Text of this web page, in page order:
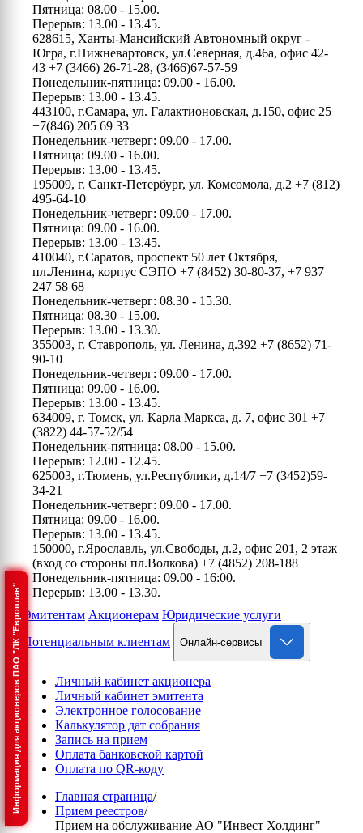
Информация для акционеров ПАО "ЛК "Европлан"
Пятница: 08.00 - 15.00.
Перерыв: 13.00 - 13.45.
628615, Ханты-Мансийский Автономный округ -
Югра, г.Нижневартовск, ул.Северная, д.46а, офис 42-
43 +7 (3466) 26-71-28, (3466)67-57-59
Понедельник-пятница: 09.00 - 16.00.
Перерыв: 13.00 - 13.45.
443100, г.Самара, ул. Галактионовская, д.150, офис 25
+7(846) 205 69 33
Понедельник-четверг: 09.00 - 17.00.
Пятница: 09.00 - 16.00.
Перерыв: 13.00 - 13.45.
195009, г. Санкт-Петербург, ул. Комсомола, д.2 +7 (812)
495-64-10
Понедельник-четверг: 09.00 - 17.00.
Пятница: 09.00 - 16.00.
Перерыв: 13.00 - 13.45.
410040, г.Саратов, проспект 50 лет Октября,
пл.Ленина, корпус СЭПО +7 (8452) 30-80-37, +7 937
247 58 68
Понедельник-четверг: 08.30 - 15.30.
Пятница: 08.30 - 15.00.
Перерыв: 13.00 - 13.30.
355003, г. Ставрополь, ул. Ленина, д.392 +7 (8652) 71-
90-10
Понедельник-четверг: 09.00 - 17.00.
Пятница: 09.00 - 16.00.
Перерыв: 13.00 - 13.45.
634009, г. Томск, ул. Карла Маркса, д. 7, офис 301 +7
(3822) 44-57-52/54
Понедельник-пятница: 08.00 - 15.00.
Перерыв: 12.00 - 12.45.
625003, г.Тюмень, ул.Республики, д.14/7 +7 (3452)59-
34-21
Понедельник-четверг: 09.00 - 17.00.
Пятница: 09.00 - 16.00.
Перерыв: 13.00 - 13.45.
150000, г.Ярославль, ул.Свободы, д.2, офис 201, 2 этаж
(вход со стороны пл.Волкова) +7 (4852) 208-188
Понедельник-пятница: 09.00 - 16:00.
Перерыв: 13.00 - 13.30.
Эмитентам Акционерам Юридические услуги
Потенциальным клиентам
Онлайн-сервисы
Личный кабинет акционера
Личный кабинет эмитента
Электронное голосование
Калькулятор дат собрания
Запись на прием
Оплата банковской картой
Оплата по QR-коду
Главная страница/
Прием реестров/
Прием на обслуживание АО "Инвест Холдинг"